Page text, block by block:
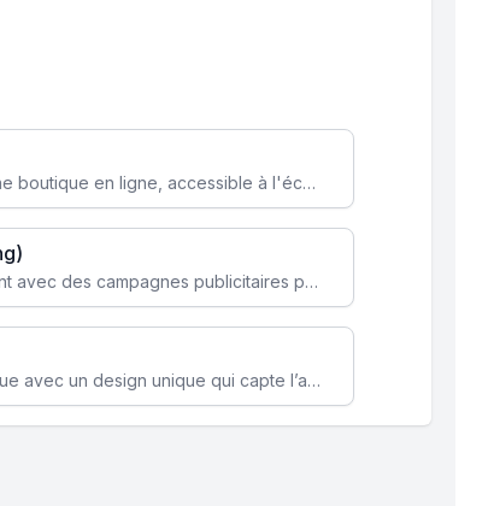
Transformez votre activité avec une boutique en ligne, accessible à l'échelle mondiale 24/7.
Attirez des clients ciblés rapidement avec des campagnes publicitaires payantes optimisées pour vos objectifs.
Renforcez l’identité de votre marque avec un design unique qui capte l’attention et engage vos clients.